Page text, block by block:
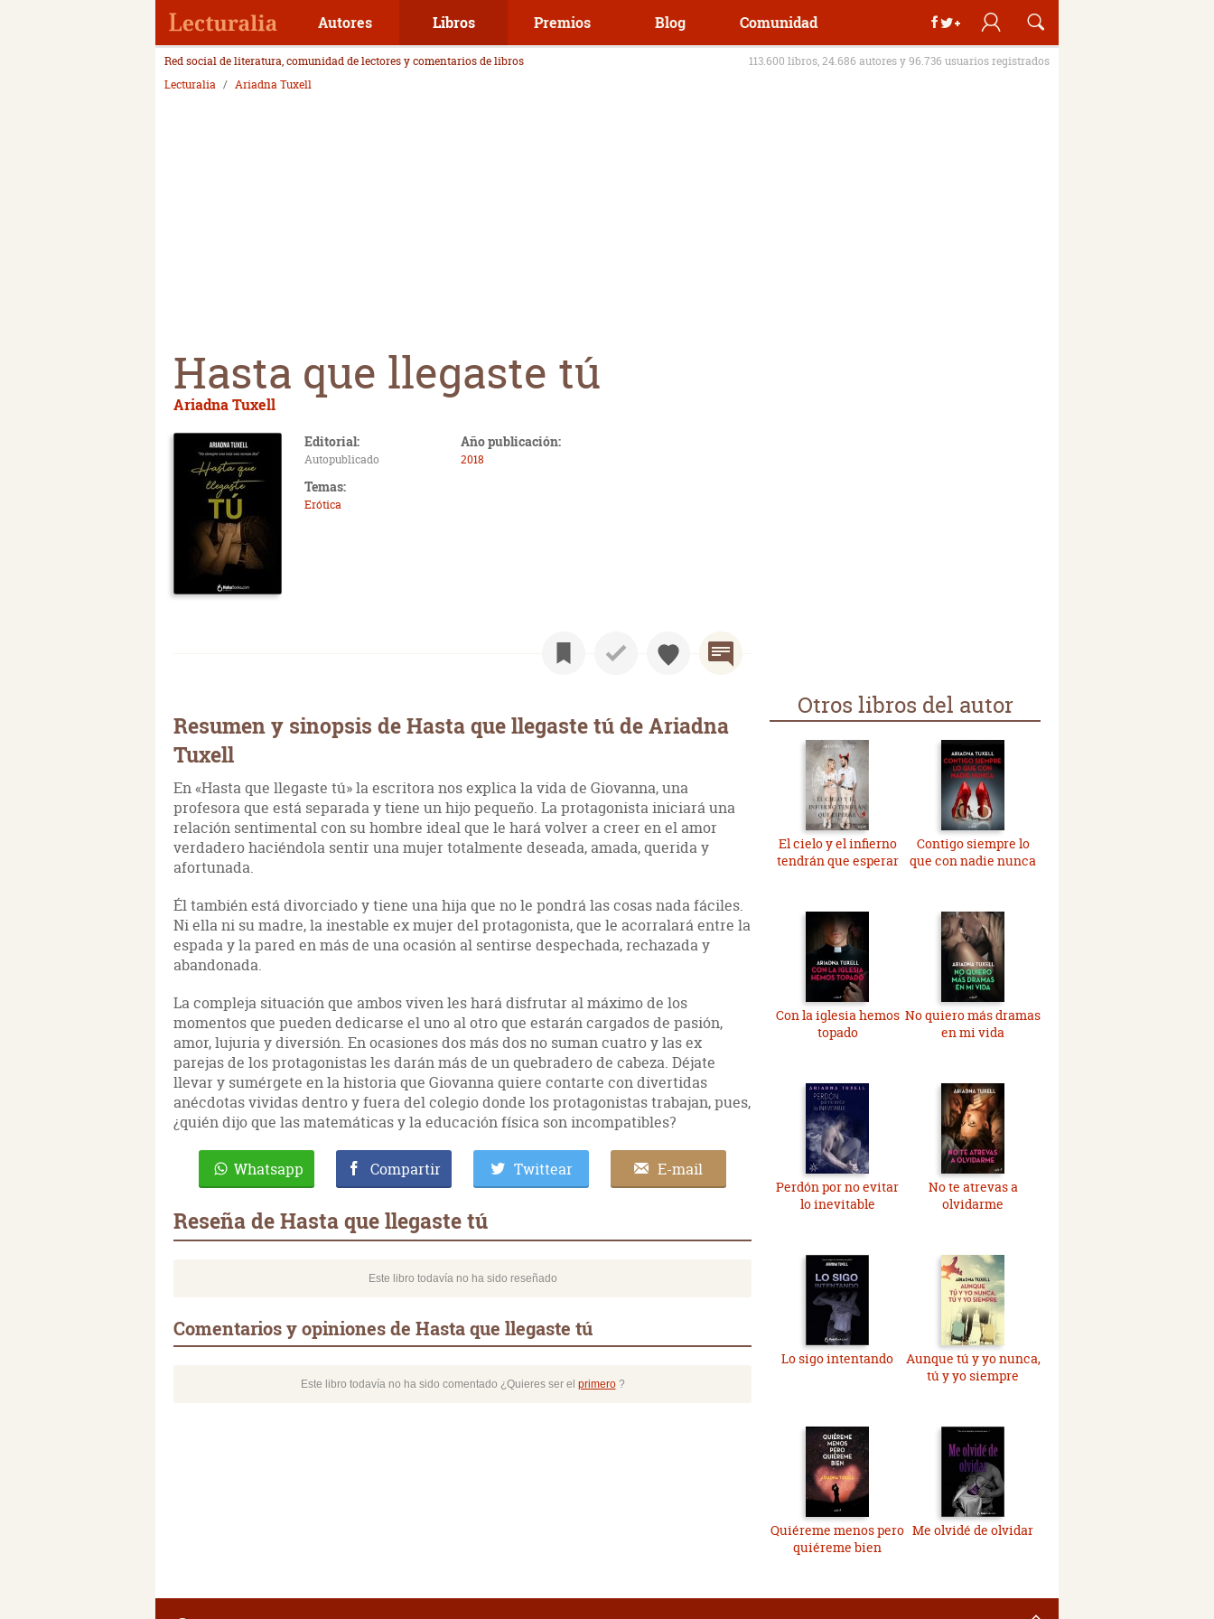
Autores Libros Premios Blog Comunidad
Red social de literatura, comunidad de lectores y comentarios de libros
113.600 libros, 24.686 autores y 96.736 usuarios registrados
Lecturalia
Ariadna Tuxell
Hasta que llegaste tú
Ariadna Tuxell
Editorial:
Autopublicado
Año publicación:
2018
Temas:
Erótica
Resumen y sinopsis de Hasta que llegaste tú de Ariadna
Tuxell
En «Hasta que llegaste tú» la escritora nos explica la vida de Giovanna, una
profesora que está separada y tiene un hijo pequeño. La protagonista iniciará una
relación sentimental con su hombre ideal que le hará volver a creer en el amor
verdadero haciéndola sentir una mujer totalmente deseada, amada, querida y
afortunada.
Él también está divorciado y tiene una hija que no le pondrá las cosas nada fáciles.
Ni ella ni su madre, la inestable ex mujer del protagonista, que le acorralará entre la
espada y la pared en más de una ocasión al sentirse despechada, rechazada y
abandonada.
La compleja situación que ambos viven les hará disfrutar al máximo de los
momentos que pueden dedicarse el uno al otro que estarán cargados de pasión,
amor, lujuria y diversión. En ocasiones dos más dos no suman cuatro y las ex
parejas de los protagonistas les darán más de un quebradero de cabeza. Déjate
llevar y sumérgete en la historia que Giovanna quiere contarte con divertidas
anécdotas vividas dentro y fuera del colegio donde los protagonistas trabajan, pues,
¿quién dijo que las matemáticas y la educación física son incompatibles?
Whatsapp Compartir Twittear E-mail
Reseña de Hasta que llegaste tú
Este libro todavía no ha sido reseñado
Comentarios y opiniones de Hasta que llegaste tú
Este libro todavía no ha sido comentado ¿Quieres ser el primero?
Otros libros del autor
El cielo y el infierno
tendrán que esperar
Contigo siempre lo
que con nadie nunca
Con la iglesia hemos
topado
No quiero más dramas
en mi vida
Perdón por no evitar
lo inevitable
No te atrevas a
olvidarme
Lo sigo intentando
Aunque tú y yo nunca,
tú y yo siempre
Quiéreme menos pero
quiéreme bien
Me olvidé de olvidar